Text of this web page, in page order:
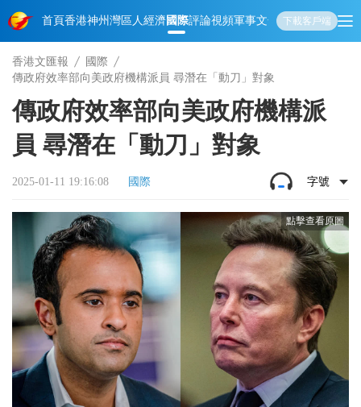
首頁香港神州 灣區人經濟國際評論視頻軍事文化 娛樂生活教育體
下載客戶端
香港文匯報
國際
傳政府效率部向美政府機構派員 尋潛在「動刀」對象
傳政府效率部向美政府機構派
員 尋潛在「動刀」對象
2025-01-11 19:16:08 國際 字號